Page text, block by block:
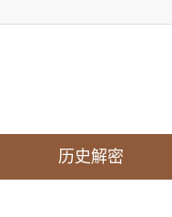
历史解密